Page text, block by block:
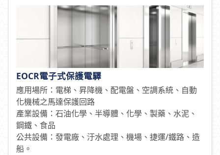
EOCR電子式保護電驛
應用場所：電梯、昇降機、配電盤、空調系統、自動
化機械之馬達保護回路
產業設備：石油化學、半導體、化學、製藥、水泥、
鋼鐵、食品
公共設備：發電廠、汙水處理、機場、捷運/鐵路、造
船。